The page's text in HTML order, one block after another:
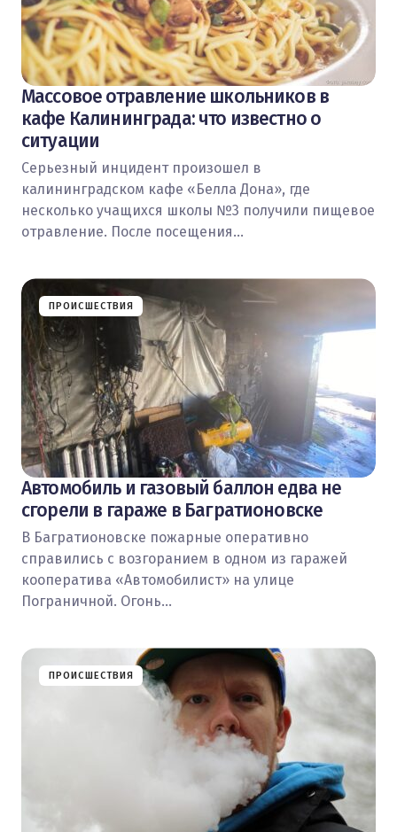
Массовое отравление школьников в
кафе Калининграда: что известно о
ситуации
Серьезный инцидент произошел в
калининградском кафе «Белла Дона», где
несколько учащихся школы №3 получили пищевое
отравление. После посещения…
ПРОИСШЕСТВИЯ
Автомобиль и газовый баллон едва не
сгорели в гараже в Багратионовске
В Багратионовске пожарные оперативно
справились с возгоранием в одном из гаражей
кооператива «Автомобилист» на улице
Пограничной. Огонь…
ПРОИСШЕСТВИЯ